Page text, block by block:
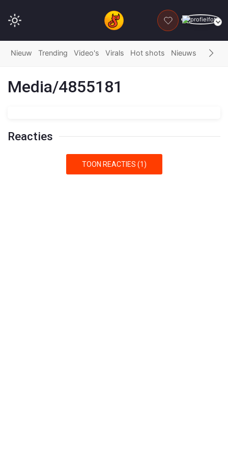
DONEER
Nieuw Trending Video's Virals Hot shots Nieuws Fails
Media/4855181
Reacties
TOON REACTIES (1)